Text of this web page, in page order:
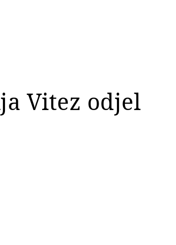
Vitez odjel